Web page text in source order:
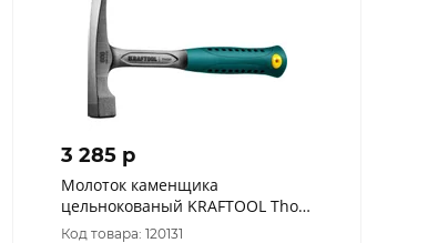
3 285 p
Молоток каменщика
цельнокованый KRAFTOOL Thor,
600 г (20191)
Код товара: 120131